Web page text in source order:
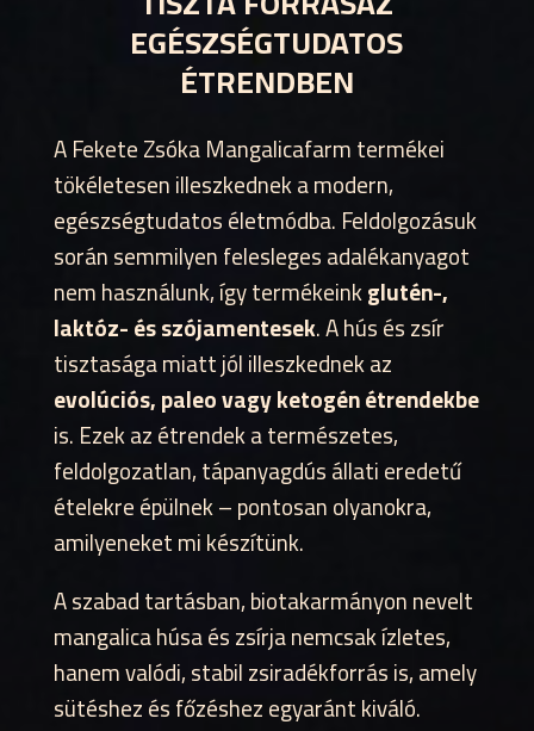
EGÉSZSÉGTUDATOS
ÉTRENDBEN
A Fekete Zsóka Mangalicafarm termékei
tökéletesen illeszkednek a modern,
egészségtudatos életmódba. Feldolgozásuk
során semmilyen felesleges adalékanyagot
nem használunk, így termékeinkglutén-,
laktóz- és szójamentesek. A hús és zsír
tisztasága miatt jól illeszkednek az
evolúciós, paleo vagy ketogén étrendekbe
is. Ezek az étrendek a természetes,
feldolgozatlan, tápanyagdús állati eredetű
ételekre épülnek – pontosan olyanokra,
amilyeneket mi készítünk.
A szabad tartásban, biotakarmányon nevelt
mangalica húsa és zsírja nemcsak ízletes,
hanem valódi, stabil zsiradékforrás is, amely
sütéshez és főzéshez egyaránt kiváló.